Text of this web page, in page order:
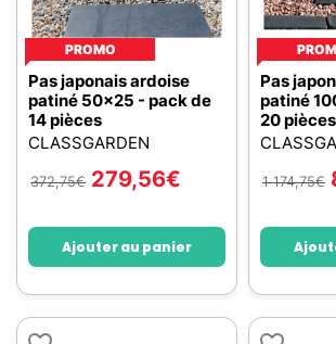
PROMO
Pas japonais ardoise
patiné 50x25 - pack de
14 pièces
CLASSGARDEN
372,75€ 279,56€
Ajouter au panier
Pas
patiné
20 pièces
1 174,75€